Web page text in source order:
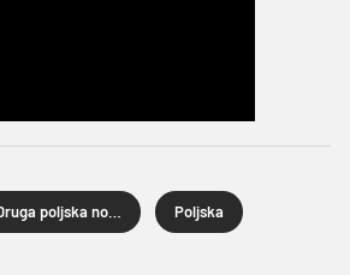
Poljska